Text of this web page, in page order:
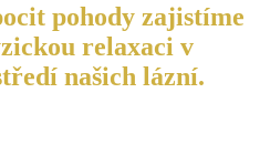
pohody zajistíme
relaxaci v
našich lázní.